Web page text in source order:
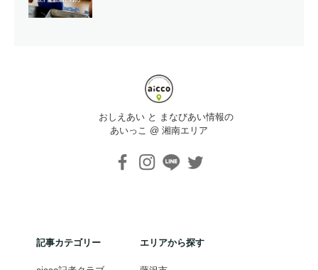
おしえあい と まなびあい情報の
あいっこ @ 湘南エリア
記事カテゴリー エリアから探す